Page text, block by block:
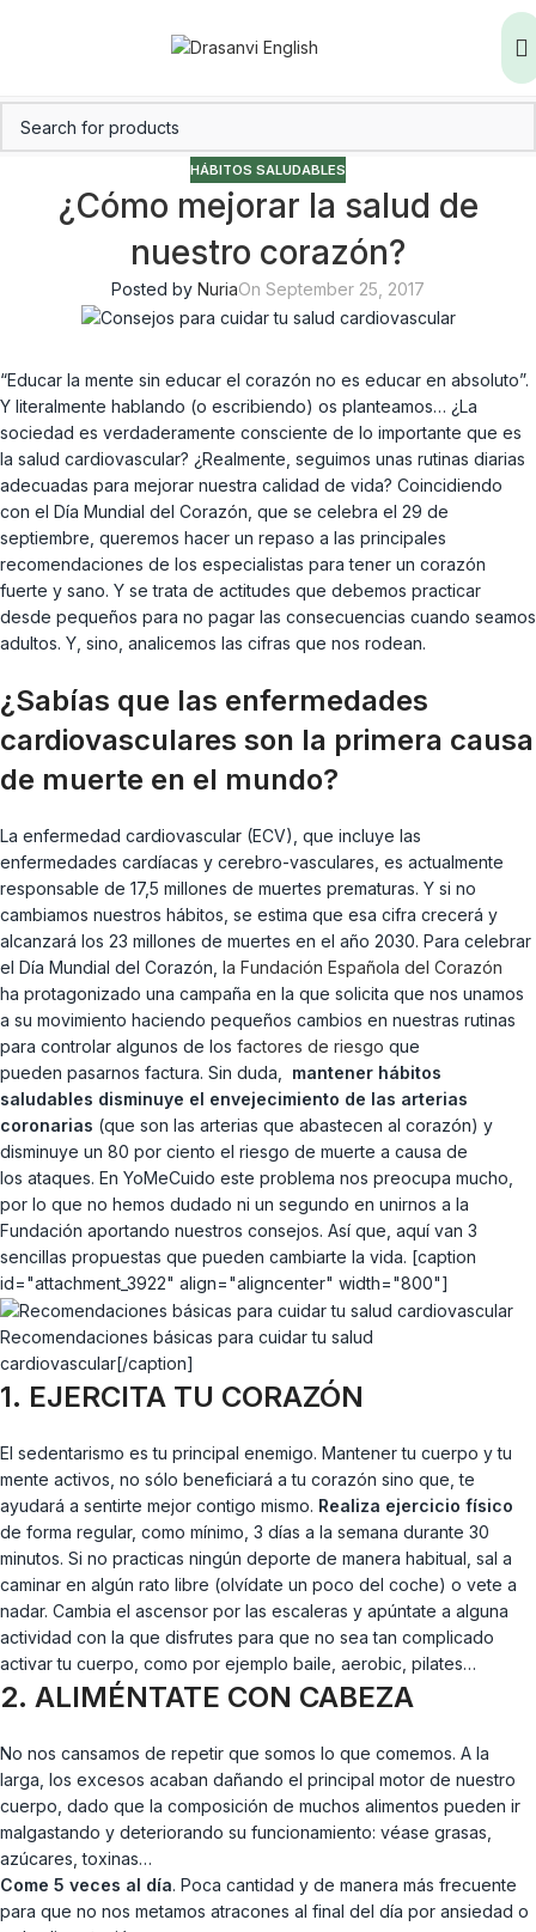
HÁBITOS SALUDABLES
¿Cómo mejorar la salud de
nuestro corazón?
Posted by NuriaOn September 25, 2017
“Educar la mente sin educar el corazón no es educar en absoluto”.
Y literalmente hablando (o escribiendo) os planteamos… ¿La
sociedad es verdaderamente consciente de lo importante que es
la salud cardiovascular? ¿Realmente, seguimos unas rutinas diarias
adecuadas para mejorar nuestra calidad de vida? Coincidiendo
con el Día Mundial del Corazón, que se celebra el 29 de
septiembre, queremos hacer un repaso a las principales
recomendaciones de los especialistas para tener un corazón
fuerte y sano. Y se trata de actitudes que debemos practicar
desde pequeños para no pagar las consecuencias cuando seamos
adultos. Y, sino, analicemos las cifras que nos rodean.
¿Sabías que las enfermedades
cardiovasculares son la primera causa
de muerte en el mundo?
La enfermedad cardiovascular (ECV), que incluye las
enfermedades cardíacas y cerebro-vasculares, es actualmente
responsable de 17,5 millones de muertes prematuras. Y si no
cambiamos nuestros hábitos, se estima que esa cifra crecerá y
alcanzará los 23 millones de muertes en el año 2030. Para celebrar
el Día Mundial del Corazón, la Fundación Española del Corazón
ha protagonizado una campaña en la que solicita que nos unamos
a su movimiento haciendo pequeños cambios en nuestras rutinas
para controlar algunos de los factores de riesgo que
pueden pasarnos factura. Sin duda, mantener hábitos
saludables disminuye el envejecimiento de las arterias
coronarias (que son las arterias que abastecen al corazón) y
disminuye un 80 por ciento el riesgo de muerte a causa de
los ataques. En YoMeCuido este problema nos preocupa mucho,
por lo que no hemos dudado ni un segundo en unirnos a la
Fundación aportando nuestros consejos. Así que, aquí van 3
sencillas propuestas que pueden cambiarte la vida. [caption
id="attachment_3922" align="aligncenter" width="800"]
Recomendaciones básicas para cuidar tu salud
cardiovascular[/caption]
1. EJERCITA TU CORAZÓN
El sedentarismo es tu principal enemigo. Mantener tu cuerpo y tu
mente activos, no sólo beneficiará a tu corazón sino que, te
ayudará a sentirte mejor contigo mismo. Realiza ejercicio físico
de forma regular, como mínimo, 3 días a la semana durante 30
minutos. Si no practicas ningún deporte de manera habitual, sal a
caminar en algún rato libre (olvídate un poco del coche) o vete a
nadar. Cambia el ascensor por las escaleras y apúntate a alguna
actividad con la que disfrutes para que no sea tan complicado
activar tu cuerpo, como por ejemplo baile, aerobic, pilates…
2. ALIMÉNTATE CON CABEZA
No nos cansamos de repetir que somos lo que comemos. A la
larga, los excesos acaban dañando el principal motor de nuestro
cuerpo, dado que la composición de muchos alimentos pueden ir
malgastando y deteriorando su funcionamiento: véase grasas,
azúcares, toxinas…
Come 5 veces al día. Poca cantidad y de manera más frecuente
para que no nos metamos atracones al final del día por ansiedad o